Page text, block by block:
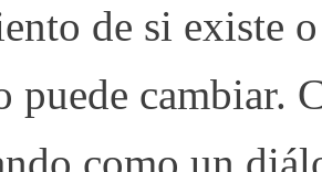
de si existe
puede cambiar.
como un